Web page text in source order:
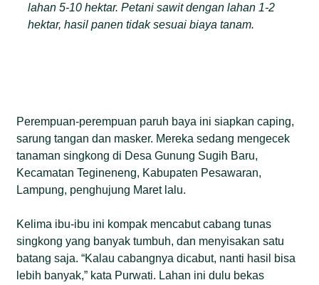
lahan 5-10 hektar. Petani sawit dengan lahan 1-2
hektar, hasil panen tidak sesuai biaya tanam.
Perempuan-perempuan paruh baya ini siapkan caping,
sarung tangan dan masker. Mereka sedang mengecek
tanaman singkong di Desa Gunung Sugih Baru,
Kecamatan Tegineneng, Kabupaten Pesawaran,
Lampung, penghujung Maret lalu.
Kelima ibu-ibu ini kompak mencabut cabang tunas
singkong yang banyak tumbuh, dan menyisakan satu
batang saja. “Kalau cabangnya dicabut, nanti hasil bisa
lebih banyak,” kata Purwati. Lahan ini dulu bekas